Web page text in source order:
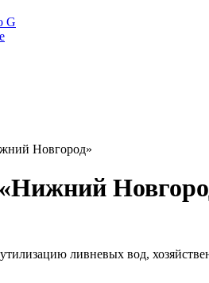
G
Новгород»
ливневых вод,